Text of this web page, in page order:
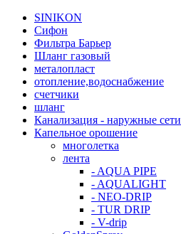
SINIKON
Сифон
Фильтра Барьер
Шланг газовый
металопласт
отопление,водоснабжение
счетчики
шланг
Канализация - наружные сети
Капельное орошение
многолетка
лента
- AQUA PIPE
- AQUALIGHT
- NEO-DRIP
- TUR DRIP
- V-drip